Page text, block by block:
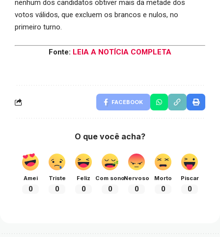
nenhum dos candidatos obtiver mais da metade dos
votos válidos, que excluem os brancos e nulos, no
primeiro turno.
Fonte: LEIA A NOTÍCIA COMPLETA
FACEBOOK
O que você acha?
Amei
0
Triste
0
Feliz
0
Com sono
0
Nervoso
0
Morto
0
Piscar
0